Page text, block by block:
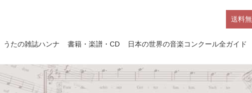
送料
うたの雑誌ハンナ 書籍・楽譜・CD 日本の世界の音楽コンクール全ガイド